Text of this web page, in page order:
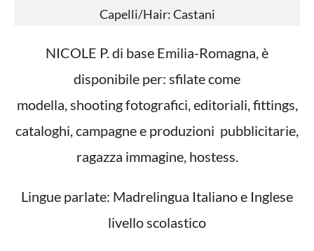
Capelli/Hair: Castani
NICOLE P. di base Emilia-Romagna, è
disponibile per: sfilate come
modella, shooting fotografici, editoriali, fittings,
cataloghi, campagne e produzioni pubblicitarie,
ragazza immagine, hostess.
Lingue parlate: Madrelingua Italiano e Inglese
livello scolastico